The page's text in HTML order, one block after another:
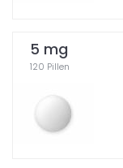
5 mg
120 Pillen